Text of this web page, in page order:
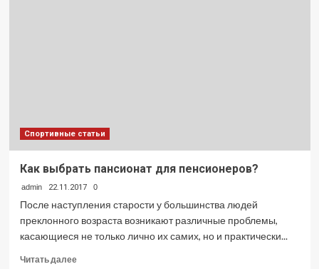
Спортивные статьи
Как выбрать пансионат для пенсионеров?
admin 22.11.2017 0
После наступления старости у большинства людей
преклонного возраста возникают различные проблемы,
касающиеся не только лично их самих, но и практически...
Читать далееПрочитать